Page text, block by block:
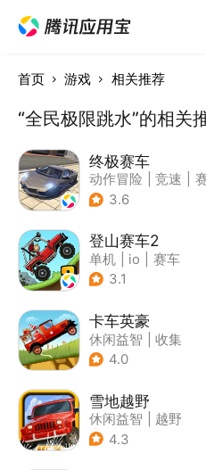
首页 游戏 相关推荐
“全民极限跳水”的相关
终极赛车
动作冒险 竞速
3.6
登山赛车2
单机 io
赛车
| 欧美风
3.1
卡车英豪
休闲益智
收集
4.0
雪地越野
休闲益智
越野
| 横版过关
4.3